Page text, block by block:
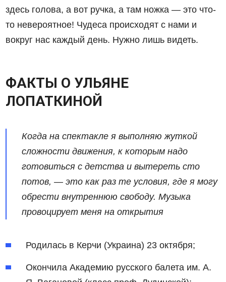
здесь голова, а вот ручка, а там ножка — это что-
то невероятное! Чудеса происходят с нами и
вокруг нас каждый день. Нужно лишь видеть.
ФАКТЫ О УЛЬЯНЕ
ЛОПАТКИНОЙ
Когда на спектакле я выполняю жуткой
сложности движения, к которым надо
готовиться с детства и вытереть сто
потов, — это как раз те условия, где я могу
обрести внутреннюю свободу. Музыка
провоцирует меня на открытия
Родилась в Керчи (Украина) 23 октября;
Окончила Академию русского балета им. А.